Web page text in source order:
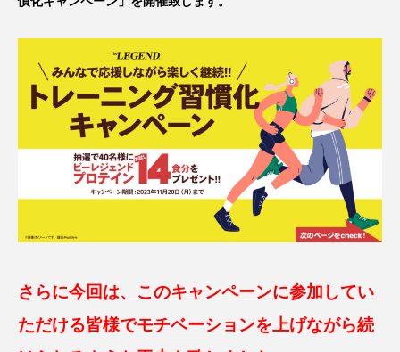
さらに今回は、このキャンペーンに参加してい
ただける皆様でモチベーションを上げながら続